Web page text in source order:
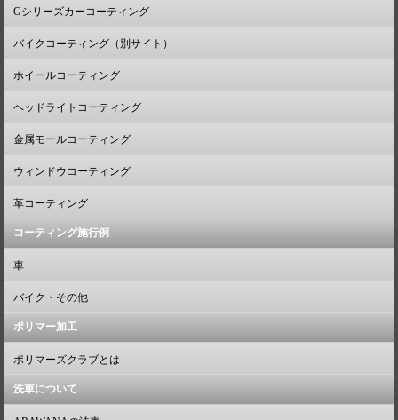
Gシリーズカーコーティング
バイクコーティング（別サイト）
ホイールコーティング
ヘッドライトコーティング
金属モールコーティング
ウィンドウコーティング
革コーティング
コーティング施行例
車
バイク・その他
ポリマー加工
ポリマーズクラブとは
洗車について